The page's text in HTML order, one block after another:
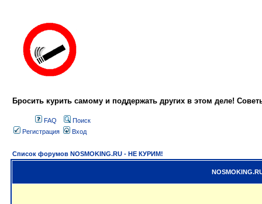
Бросить курить самому и поддержать других в этом деле!
FAQ
Поиск
Регистрация
Вход
Список форумов NOSMOKING.RU - НЕ КУРИМ!